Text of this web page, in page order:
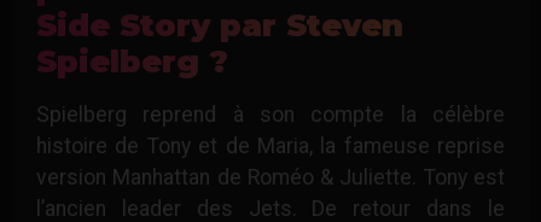
Side Story par Steven
Spielberg ?
Spielberg reprend à son compte la célèbre
histoire de Tony et de Maria, la fameuse reprise
version Manhattan de Roméo & Juliette. Tony est
l’ancien leader des Jets. De retour dans le